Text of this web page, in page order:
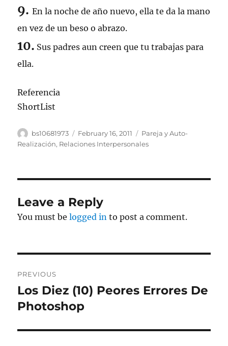
9.En la noche de año nuevo, ella te da la mano
en vez de un beso o abrazo.
10. Sus padres aun creen que tu trabajas para
ella.
Referencia
ShortList
Author
bs10681973
Posted
on
February 16, 2011 Categories
Pareja y Auto-
Realización, Relaciones Interpersonales
Leave a Reply
You must belogged in to post a comment.
navigation
PREVIOUS
Previous
post:
Los Diez (10) Peores Errores De
Photoshop